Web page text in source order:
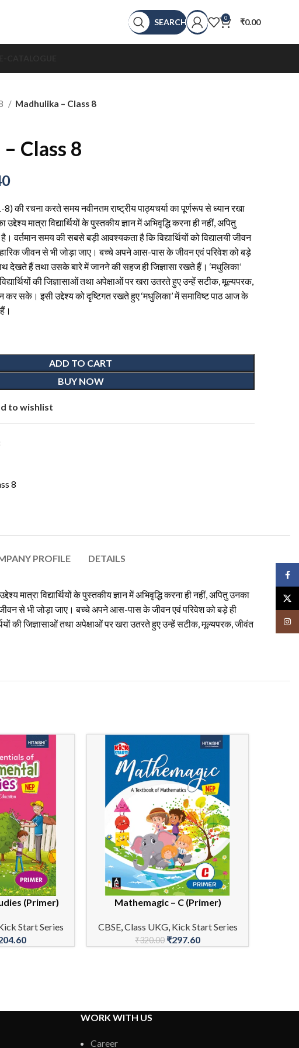
SEARCH 0 ₹0.00
Madhulika – Class 8
Class 8
8) की रचना करते समय नवीनतम राष्ट्रीय पाठ्यचर्या का पूर्णरूप से ध्यान रखा
उद्देश्य मात्रा विद्यार्थियों के पुस्तकीय ज्ञान में अभिवृद्धि करना ही नहीं, अपितु
वर्तमान समय की सबसे बड़ी आवश्यकता है कि विद्यार्थियों को विद्यालयी जीवन
जीवन से भी जोड़ा जाए। बच्चे अपने आस-पास के जीवन एवं परिवेश को बड़े
देखते हैं तथा उसके बारे में जानने की सहज ही जिज्ञासा रखते हैं। ‘मधुलिका’
की जिज्ञासाओं तथा अपेक्षाओं पर खरा उतरते हुए उन्हें सटीक, मूल्यपरक,
कर सके। इसी उद्देश्य को दृष्टिगत रखते हुए ‘मधुलिका’ में समाविष्ट पाठ आज के
ADD TO CART
BUY NOW
to wishlist
8
PROFILE DETAILS
मात्रा विद्यार्थियों के पुस्तकीय ज्ञान में अभिवृद्धि करना ही नहीं, अपितु उनका
जीवन से भी जोड़ा जाए। बच्चे अपने आस-पास के जीवन एवं परिवेश को बड़े ही
की जिज्ञासाओं तथा अपेक्षाओं पर खरा उतरते हुए उन्हें सटीक, मूल्यपरक, जीवंत
(Primer)
Start Series
ADD TO CARTMathemagic – C (Primer)
CBSE,Class UKG, Kick Start Series
₹320.00 ₹297.60
WORK WITH US
Career